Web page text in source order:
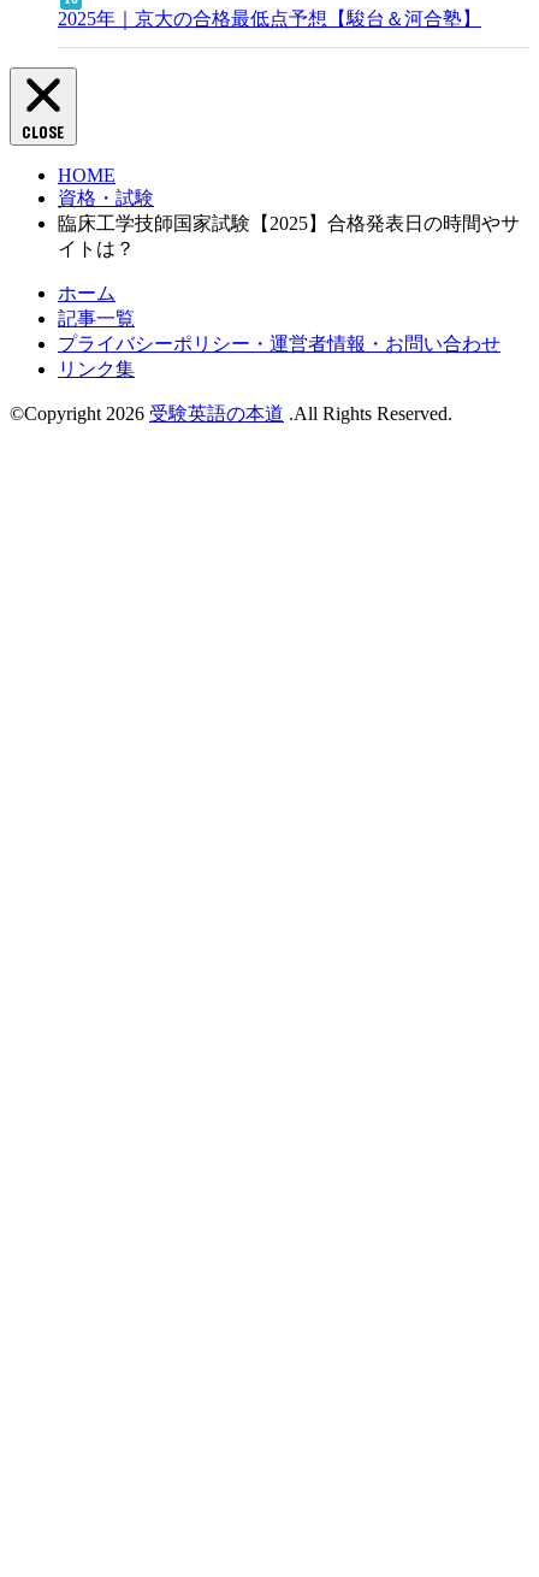
2025年｜京大の合格最低点予想【駿台＆河合塾】
CLOSE
HOME
資格・試験
臨床工学技師国家試験【2025】合格発表日の時間やサ
イトは？
ホーム
記事一覧
プライバシーポリシー・運営者情報・お問い合わせ
リンク集
©Copyright 2026 受験英語の本道 .All Rights Reserved.